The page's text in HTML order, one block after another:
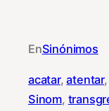
EnSinónimos
acatar, atentar,
Sinom,